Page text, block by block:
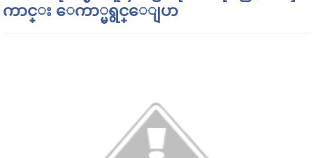
ကာင္း ေကာ္မရွင္ေျပာ